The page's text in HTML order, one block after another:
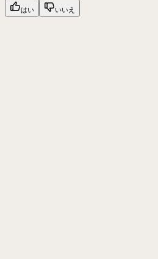
はい いいえ